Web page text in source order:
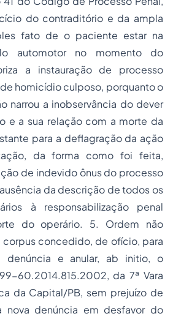
do contraditório e da ampla
fato de o paciente estar na
automotor no momento do
a instauração de processo
homicídio culposo, porquanto o
narrou a inobservância do dever
e a sua relação com a morte da
para a deflagração da ação
da forma como foi feita,
de indevido ônus do processo
da descrição de todos os
à responsabilização penal
do operário. 5. Ordem não
concedido, de ofício, para
denúncia e anular, ab initio, o
60.2014.815.2002, da 7ª Vara
da Capital/PB, sem prejuízo de
nova denúncia em desfavor do